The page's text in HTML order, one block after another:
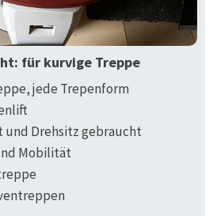
für kurvige Treppe
jede Trepenform
Drehsitz gebraucht
Mobilität